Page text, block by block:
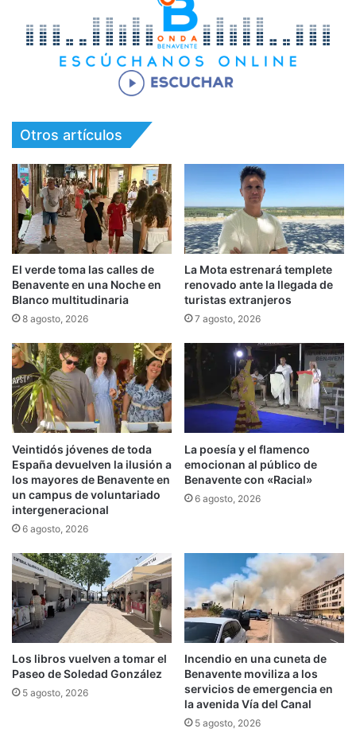
Otros artículos
El verde toma las calles de
Benavente en una Noche en
Blanco multitudinaria
8 agosto, 2026
La Mota estrenará templete
renovado ante la llegada de
turistas extranjeros
7 agosto, 2026
Veintidós jóvenes de toda
España devuelven la ilusión a
los mayores de Benavente en
un campus de voluntariado
intergeneracional
6 agosto, 2026
La poesía y el flamenco
emocionan al público de
Benavente con «Racial»
6 agosto, 2026
Los libros vuelven a tomar el
Paseo de Soledad González
5 agosto, 2026
Incendio en una cuneta de
Benavente moviliza a los
servicios de emergencia en
la avenida Vía del Canal
5 agosto, 2026